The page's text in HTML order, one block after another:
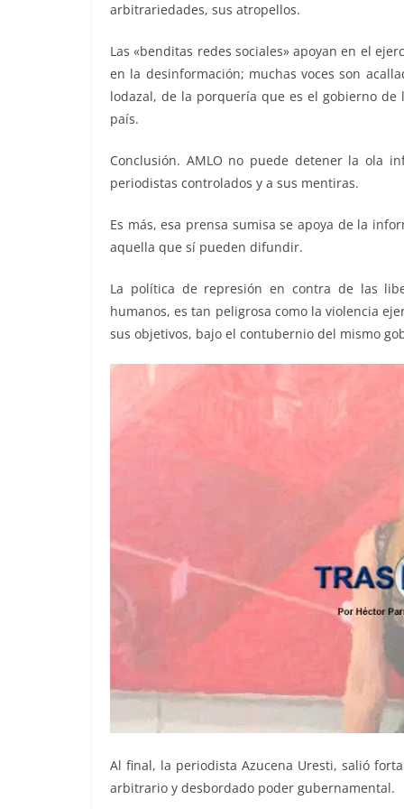
arbitrariedades, sus atropellos.
Las «benditas redes sociales» apoyan en el
en la desinformación; muchas voces son
lodazal, de la porquería que es el gobierno
país.
Conclusión. AMLO no puede detener la ola
periodistas controlados y a sus mentiras.
Es más, esa prensa sumisa se apoya de la
aquella que sí pueden difundir.
La política de represión en contra de las
humanos, es tan peligrosa como la violencia
sus objetivos, bajo el contubernio del mismo
Al final, la periodista Azucena Uresti, salió
arbitrario y desbordado poder gubernamental.